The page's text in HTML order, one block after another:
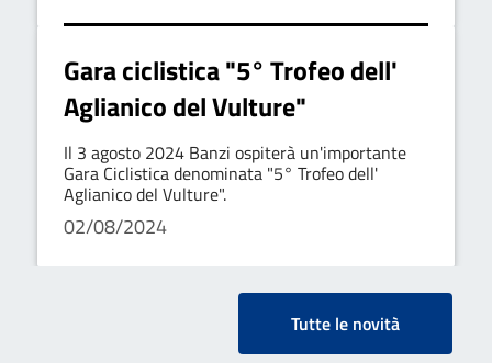
Gara ciclistica "5° Trofeo dell'
Aglianico del Vulture"
Il 3 agosto 2024 Banzi ospiterà un'importante
Gara Ciclistica denominata "5° Trofeo dell'
Aglianico del Vulture".
02/08/2024
Tutte le novità